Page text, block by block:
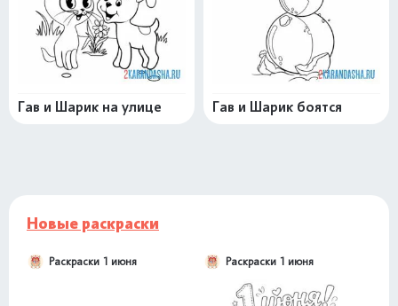
Гав и Шарик на улице Гав и Шарик боятся
Новые раскраски
Раскраски 1 июня Раскраски 1 июня